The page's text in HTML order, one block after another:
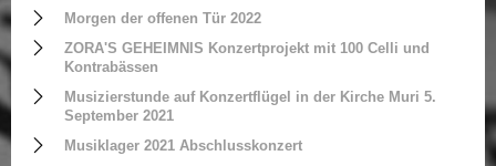
Morgen der offenen Tür 2022
ZORA'S GEHEIMNIS Konzertprojekt mit 100 Celli und
Kontrabässen
Musizierstunde auf Konzertflügel in der Kirche Muri 5.
September 2021
Musiklager 2021 Abschlusskonzert